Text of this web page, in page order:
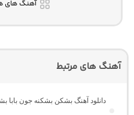
آهنگ
آهنگ های مرتبط
دانلود آهنگ بشکن بشکنه جون بابا